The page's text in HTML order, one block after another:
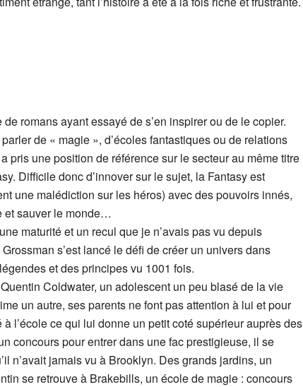
romans ayant essayé de s’en inspirer ou de le copier.
de « magie », d’écoles fantastiques ou de relations
pris une position de référence sur le secteur au même titre
Difficile donc d’innover sur le sujet, la Fantasy est
une malédiction sur les héros) avec des pouvoirs innés,
et sauver le monde…
maturité et un recul que je n’avais pas vu depuis
s’est lancé le défi de créer un univers dans
et des principes vu 1001 fois.
Coldwater, un adolescent un peu blasé de la vie
un autre, ses parents ne font pas attention à lui et pour
l’école ce qui lui donne un petit coté supérieur auprès des
concours pour entrer dans une fac prestigieuse, il se
n’avait jamais vu à Brooklyn. Des grands jardins, un
se retrouve à Brakebills, un école de magie : concours